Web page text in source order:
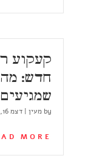
קעקוע
חדש:
שמגיעים
by מעין| דצמ 16, 2024
MORE